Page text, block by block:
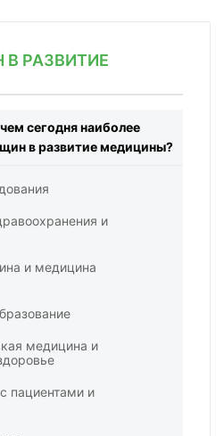
РАЗВИТИЕ
сегодня наиболее
в развитие медицины?
и
и медицина
медицина и
пациентами и